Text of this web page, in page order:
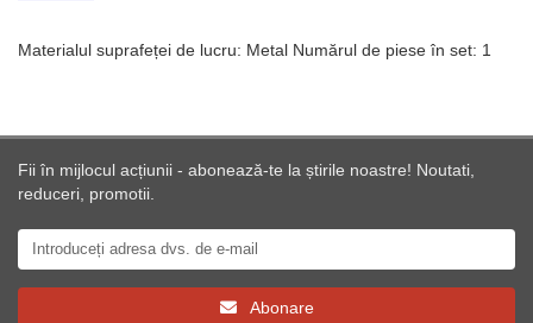
Materialul suprafeței de lucru: Metal Numărul de piese în set: 1
Fii în mijlocul acțiunii - abonează-te la știrile noastre! Noutati,
reduceri, promotii.
Abonare